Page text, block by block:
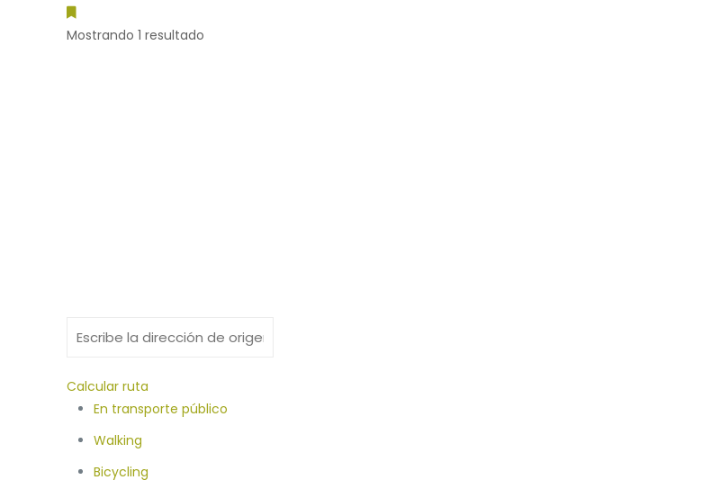
Mostrando 1 resultado
Calcular ruta
En transporte público
Walking
Bicycling